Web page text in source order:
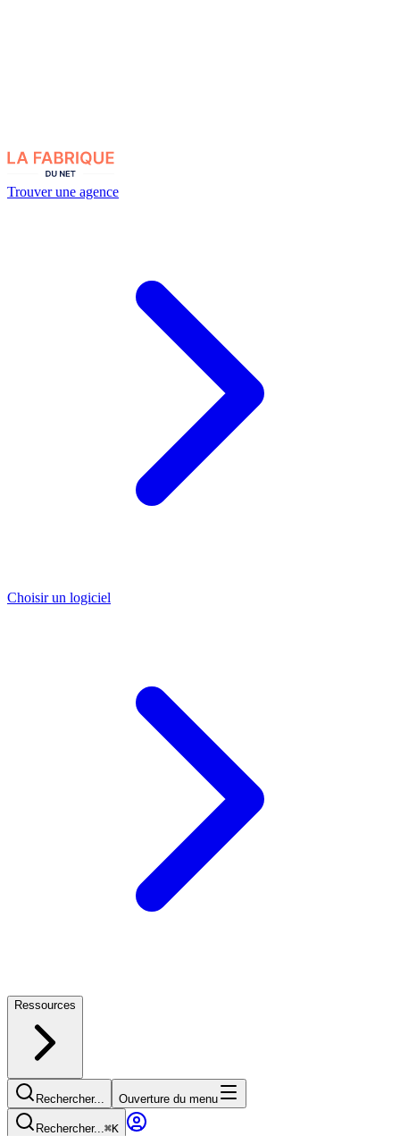
Trouver une agence
Choisir un logiciel
Ressources
Rechercher... Ouverture du menu
Rechercher...⌘K